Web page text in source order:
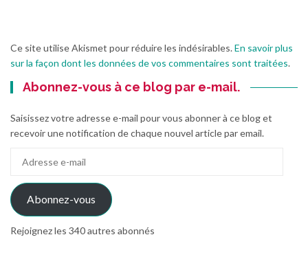
Ce site utilise Akismet pour réduire les indésirables.En savoir plus
sur la façon dont les données de vos commentaires sont traitées.
Abonnez-vous à ce blog par e-mail.
Saisissez votre adresse e-mail pour vous abonner à ce blog et
recevoir une notification de chaque nouvel article par email.
mail
Abonnez-vous
Rejoignez les 340 autres abonnés